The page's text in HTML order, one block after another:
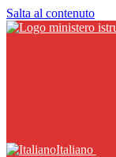
Salta al contenuto
Italiano